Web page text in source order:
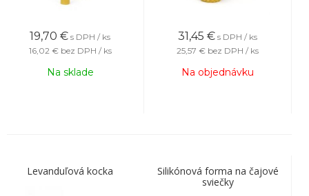
19,70 € s DPH / ks
16,02 € bez DPH / ks
Na sklade
31,45 € s DPH / ks
25,57 € bez DPH / ks
Na objednávku
Levanduľová kocka
Silikónová forma na čajové
sviečky